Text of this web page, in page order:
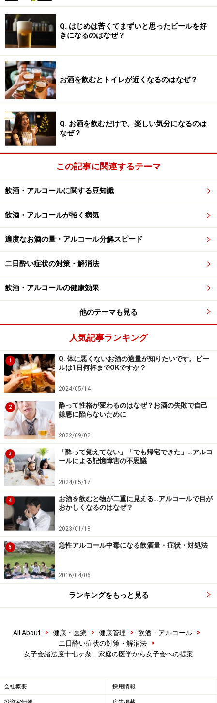
一、乾杯はアルコール濃度を考慮すべき事。
一、酒奉行に志願すべき事。
一、レバーを食すべき事。
一、灰汁代官を追放すべき事。
一、豆製品を食すべき事。
一、鍋のしめは食すべき事。
一、サワーは果汁入りを注文すべき事。
一、ポリフェノールを摂るべき事。
一、隠れ偏頭痛の参加者にも配慮すべき事。
一、やけ酒、制禁ノ事。
一、仲裁役を買って出るべき事。
一、女子会後はYoutubeも利用すべき事。
facebookの写真はphotoshopでの変更、制
禁ノ事。
女子会のお知らせ、今時なのでfacebookを活用しましょ
う。一番面倒な開催日の決定に関して多数決に近い形で
能です。facebookの写真はphotoshopで大きく修正する
のは御法度です。当日にいらぬ誤解（美容整形成功？失
敗？疑惑！）を招く恐れがあるので。
直前のダイエット、制禁ノ事。
久しぶりの集まりだと太ったと指摘される可能性はある
かも。飲み会の前のダイエットは御法度。どのやり方で
も肝臓に負担がかかるからです。服装で誤魔化す事を薦
めます。
お洒落して臨むべき事。
ヒトの他の生物との違いは、文化人類学面も含めて、女
は、お金をかけなくて良いのですが、お洒落をして望み
ましょう。自律神経系と広い意味での内分泌系はストレ
スにより、乱されます。自己顕示欲を満たす事はストレ
ましょう。
Q. はじめは苦くてまずいと思ったビールを好
きになるのはなぜ？
お酒を飲むとトイレが近くなるのはなぜ？
Q. お酒を飲むだけで、楽しい気分になるのは
なぜ？
この記事に関連するテーマ
飲酒・アルコールに関する豆知識
飲酒・アルコールが招く病気
適度なお酒の量・アルコール分解スピード
二日酔い症状の対策・解消法
飲酒・アルコールの健康効果
他のテーマも見る
人気記事ランキング
1
Q. 体に悪くないお酒の適量が知りたいです。ビー
ルは1日何杯までOKですか？
2024/05/14
2
酔って性格が変わるのはなぜ？お酒の失敗で自己
嫌悪に陥らないために
2022/09/02
3
「酔って覚えてない」「でも帰宅できた」…アルコ
ールによる記憶障害の不思議
2024/05/17
4
お酒を飲むと物が二重に見える…アルコールで目が
おかしくなるのはなぜ？
2023/01/18
5 急性アルコール中毒になる飲酒量・症状・対処法
2016/04/06
ランキングをもっと見る
All About > 健康・医療 > 健康管理 > 飲酒・アルコール
>
二日酔い症状の対策・解消法
>
女子会諸法度十七ヶ条、家庭の医学から女子会への提案
会社概要 採用情報